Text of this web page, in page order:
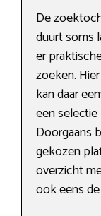
De
duurt soms
er
zoeken.
kan daar
een
Doorgaans
gekozen
overzicht
ook eens